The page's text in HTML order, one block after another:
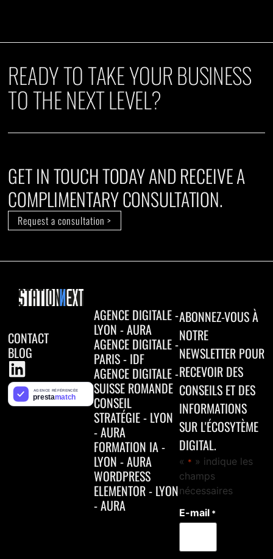
READY TO TAKE YOUR BUSINESS
TO THE NEXT LEVEL?
GET IN TOUCH TODAY AND RECEIVE A
COMPLIMENTARY CONSULTATION.
Request a consultation >
CONTACT
BLOG
AGENCE DIGITALE -
LYON - AURA
AGENCE DIGITALE -
PARIS - IDF
AGENCE DIGITALE -
SUISSE ROMANDE
CONSEIL
STRATÉGIE - LYON
- AURA
FORMATION IA -
LYON - AURA
WORDPRESS
ELEMENTOR - LYON
- AURA
ABONNEZ-VOUS À
NOTRE
NEWSLETTER POUR
RECEVOIR DES
CONSEILS ET DES
INFORMATIONS
SUR L'ÉCOSYTÈME
DIGITAL.
« * » indique les
champs
nécessaires
E-mail *